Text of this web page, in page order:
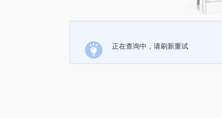
正在查询中，请刷新重试